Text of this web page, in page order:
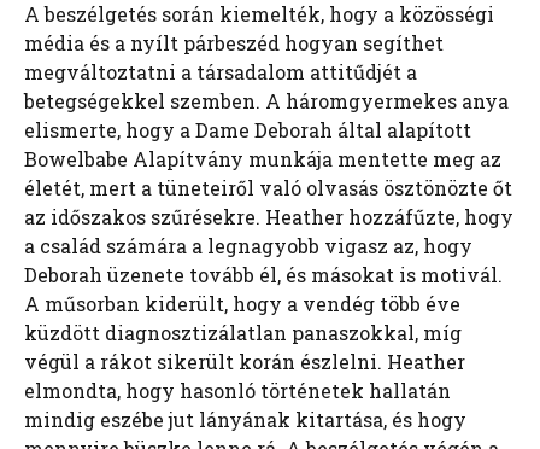
A beszélgetés során kiemelték, hogy a közösségi
média és a nyílt párbeszéd hogyan segíthet
megváltoztatni a társadalom attitűdjét a
betegségekkel szemben. A háromgyermekes anya
elismerte, hogy a Dame Deborah által alapított
Bowelbabe Alapítvány munkája mentette meg az
életét, mert a tüneteiről való olvasás ösztönözte őt
az időszakos szűrésekre. Heather hozzáfűzte, hogy
a család számára a legnagyobb vigasz az, hogy
Deborah üzenete tovább él, és másokat is motivál.
A műsorban kiderült, hogy a vendég több éve
küzdött diagnosztizálatlan panaszokkal, míg
végül a rákot sikerült korán észlelni. Heather
elmondta, hogy hasonló történetek hallatán
mindig eszébe jut lányának kitartása, és hogy